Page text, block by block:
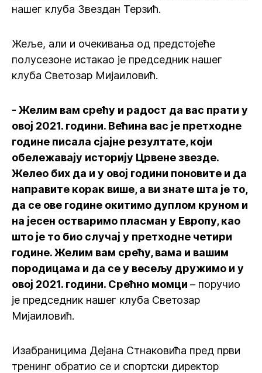
нашег клуба Звездан Терзић.
Жеље, али и очекивања од предстојеће
полусезоне истакао је председник нашег
клуба Светозар Мијаиловић.
- Желим вам срећу и радост да вас прати у
овој 2021. години. Већина вас је претходне
године писала сјајне резултате, који
обележавају историју Црвене звезде.
Желео бих да и у овој години поновите и да
направите корак више, а ви знате шта је то,
да се ове године окитимо дуплом круном и
на јесен остваримо пласман у Европу, као
што је то био случај у претходне четири
године. Желим вам срећу, вама и вашим
породицама и да се у весељу дружимо и у
овој 2021. години. Срећно момци – поручио
је председник нашег клуба Светозар
Мијаиловић.
Изабраницима Дејана Стнаковића пред први
тренинг обратио се и спортски директор